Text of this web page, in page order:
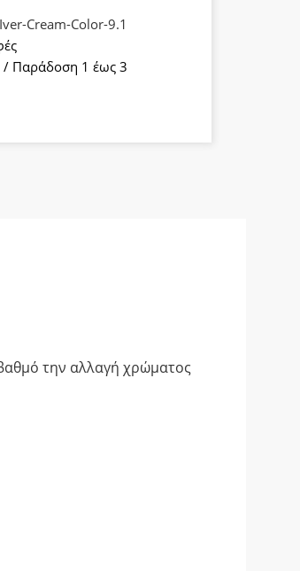
Cream-Color-9.1
Παράδοση 1 έως 3
την αλλαγή χρώματος